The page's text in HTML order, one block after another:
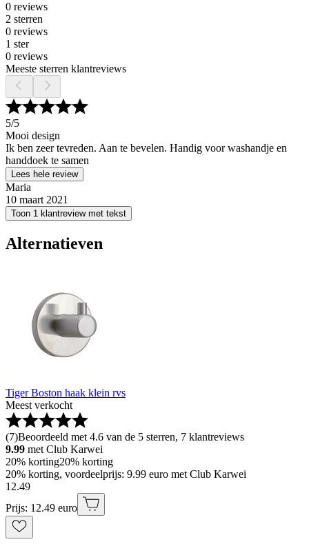
0 reviews
2 sterren
0 reviews
1 ster
0 reviews
Meeste sterren klantreviews
5/5
Mooi design
Ik ben zeer tevreden. Aan te bevelen. Handig voor washandje en
handdoek te samen
Lees hele review
Maria
10 maart 2021
Toon 1 klantreview met tekst
Alternatieven
Tiger Boston haak klein rvs
Meest verkocht
(7)Beoordeeld met 4.6 van de 5 sterren, 7 klantreviews
9.99 met Club Karwei
20% korting20% korting
20% korting, voordeelprijs: 9.99 euro met Club Karwei
12.49
Prijs: 12.49 euro